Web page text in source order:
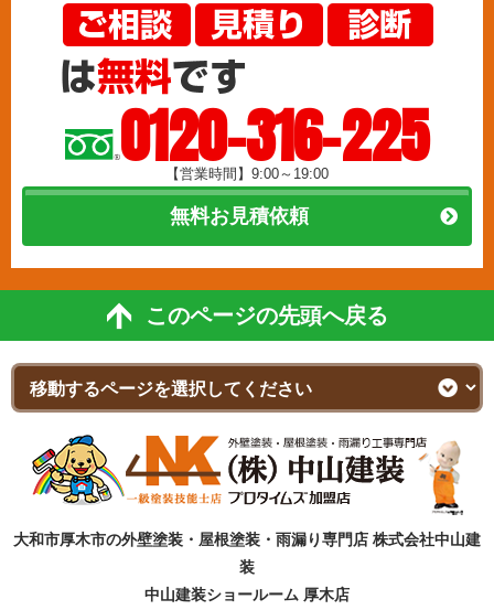
0120-316-225
【営業時間】9:00～19:00
無料お見積依頼
このページの先頭へ戻る
大和市厚木市の外壁塗装・屋根塗装・雨漏り専門店 株式会社中山建
装
中山建装ショールーム 厚木店